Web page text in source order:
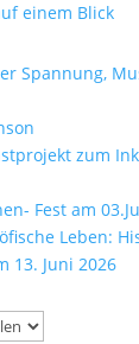
einem Blick
Spannung,
zum
Fest am
Leben:
13. Juni 2026